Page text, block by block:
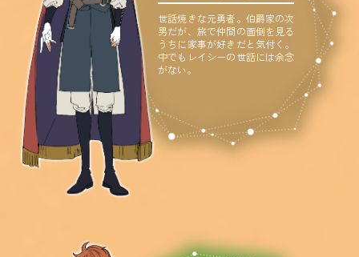
世話焼きな元勇者。伯爵家の次
男だが、旅で仲間の面倒を見る
うちに家事が好きだと気付く。
中でもレイシーの世話には余念
がない。